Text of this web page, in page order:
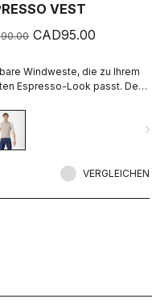
VEST
CAD95.00
Windweste, die zu Ihrem
Espresso-Look passt. Der
atmungsaktiv. Auf der
haben wir drei Taschen
damit Sie alles, was Sie
können.
VERGLEICHEN